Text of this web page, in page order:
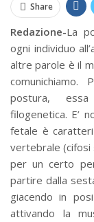
Share
Redazione-La
ogni individuo
altre parole è il
comunichiamo.
postura, essa
filogenetica. E’
fetale è
vertebrale (cifosi
per un certo
partire dalla
giacendo in
attivando la